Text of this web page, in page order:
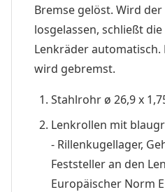
Bremse gelöst. Wird
losgelassen, schließt
Lenkräder automatisch.
wird gebremst.
Stahlrohr ø 26,9 x
Lenkrollen mit
- Rillenkugellager,
Feststeller an den
Europäischer Norm